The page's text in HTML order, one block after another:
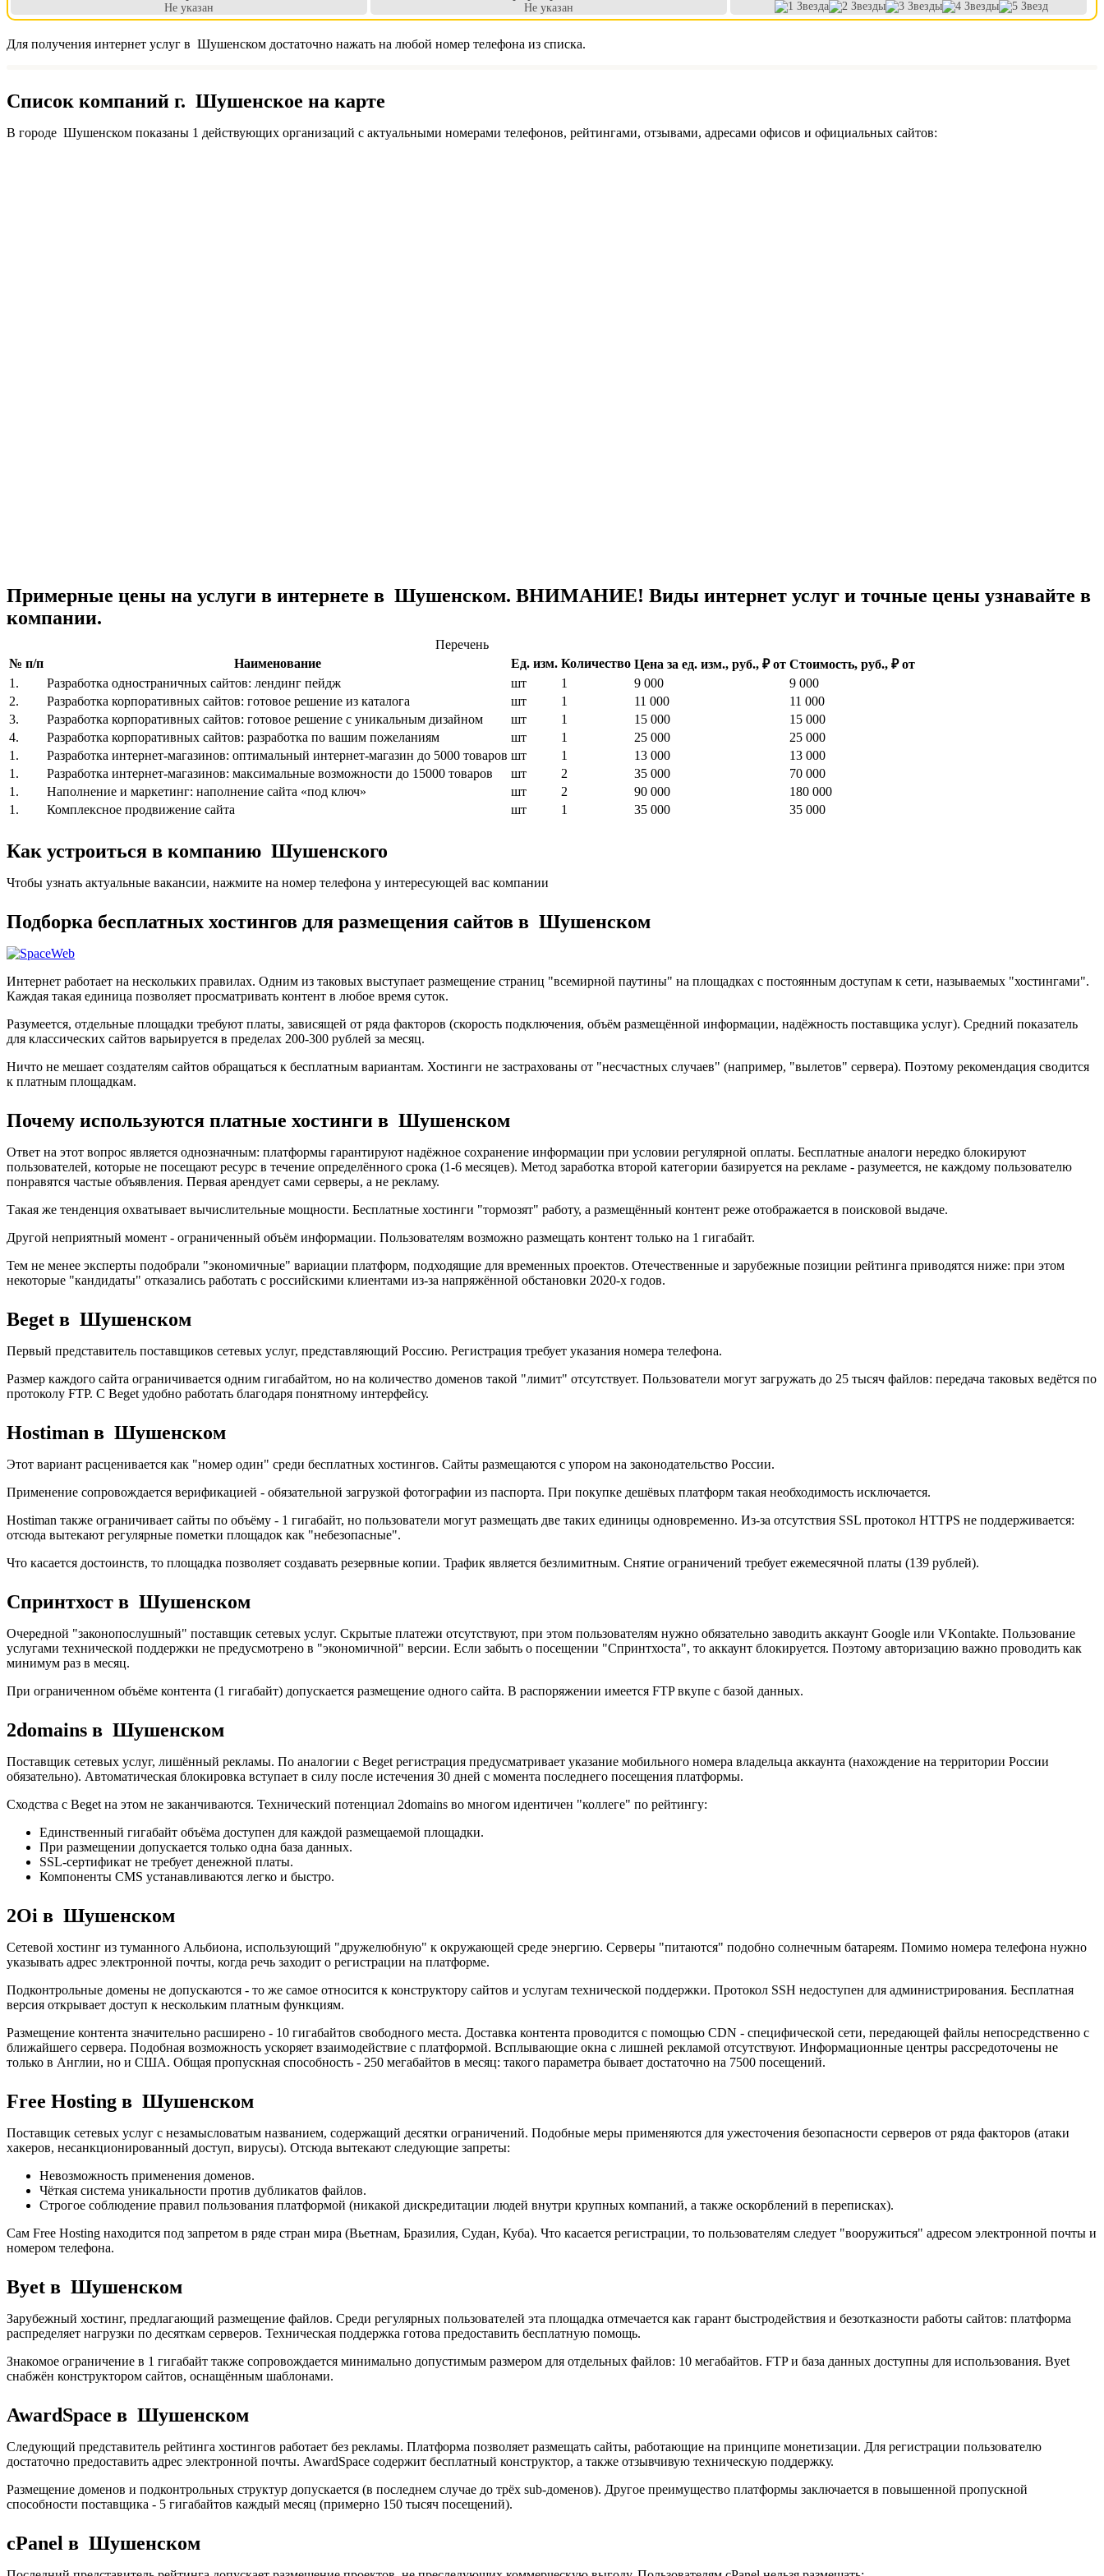
Не указан
Не указан
Для получения интернет услуг в Шушенском достаточно нажать на любой номер телефона из списка.
Список компаний г. Шушенское на карте
В городе Шушенском показаны 1 действующих организаций с актуальными номерами телефонов, рейтингами, отзывами, адресами офисов и официальных сайтов:
Примерные цены на услуги в интернете в Шушенском. ВНИМАНИЕ! Виды интернет услуг и точные цены узнавайте в
компании.
Перечень
№ п/п
Наименование Ед. изм. Количество Цена за ед. изм., руб., ₽ от Стоимость, руб., ₽ от
1.
Разработка одностраничных сайтов: лендинг пейдж шт 1 9 000
9 000
2.
Разработка корпоративных сайтов: готовое решение из каталога шт 1 11 000
11 000
3.
Разработка корпоративных сайтов: готовое решение с уникальным дизайном шт 1 15 000
15 000
4.
Разработка корпоративных сайтов: разработка по вашим пожеланиям шт 1 25 000
25 000
1.
Разработка интернет-магазинов: оптимальный интернет-магазин до 5000 товаров шт 1 13 000
13 000
1.
Разработка интернет-магазинов: максимальные возможности до 15000 товаров шт 2 35 000
70 000
1.
Наполнение и маркетинг: наполнение сайта «под ключ» шт 2 90 000
180 000
1.
Комплексное продвижение сайта шт 1 35 000 35 000
Как устроиться в компанию Шушенского
Чтобы узнать актуальные вакансии, нажмите на номер телефона у интересующей вас компании
Подборка бесплатных хостингов для размещения сайтов в Шушенском
Интернет работает на нескольких правилах. Одним из таковых выступает размещение страниц "всемирной паутины" на площадках с постоянным доступам к сети, называемых "хостингами".
Каждая такая единица позволяет просматривать контент в любое время суток.
Разумеется, отдельные площадки требуют платы, зависящей от ряда факторов (скорость подключения, объём размещённой информации, надёжность поставщика услуг). Средний показатель
для классических сайтов варьируется в пределах 200-300 рублей за месяц.
Ничто не мешает создателям сайтов обращаться к бесплатным вариантам. Хостинги не застрахованы от "несчастных случаев" (например, "вылетов" сервера). Поэтому рекомендация сводится
к платным площадкам.
Почему используются платные хостинги в Шушенском
Ответ на этот вопрос является однозначным: платформы гарантируют надёжное сохранение информации при условии регулярной оплаты. Бесплатные аналоги нередко блокируют
пользователей, которые не посещают ресурс в течение определённого срока (1-6 месяцев). Метод заработка второй категории базируется на рекламе - разумеется, не каждому пользователю
понравятся частые объявления. Первая арендует сами серверы, а не рекламу.
Такая же тенденция охватывает вычислительные мощности. Бесплатные хостинги "тормозят" работу, а размещённый контент реже отображается в поисковой выдаче.
Другой неприятный момент - ограниченный объём информации. Пользователям возможно размещать контент только на 1 гигабайт.
Тем не менее эксперты подобрали "экономичные" вариации платформ, подходящие для временных проектов. Отечественные и зарубежные позиции рейтинга приводятся ниже: при этом
некоторые "кандидаты" отказались работать с российскими клиентами из-за напряжённой обстановки 2020-х годов.
Beget в Шушенском
Первый представитель поставщиков сетевых услуг, представляющий Россию. Регистрация требует указания номера телефона.
Размер каждого сайта ограничивается одним гигабайтом, но на количество доменов такой "лимит" отсутствует. Пользователи могут загружать до 25 тысяч файлов: передача таковых ведётся по
протоколу FTP. С Beget удобно работать благодаря понятному интерфейсу.
Hostiman в Шушенском
Этот вариант расценивается как "номер один" среди бесплатных хостингов. Сайты размещаются с упором на законодательство России.
Применение сопровождается верификацией - обязательной загрузкой фотографии из паспорта. При покупке дешёвых платформ такая необходимость исключается.
Hostiman также ограничивает сайты по объёму - 1 гигабайт, но пользователи могут размещать две таких единицы одновременно. Из-за отсутствия SSL протокол HTTPS не поддерживается:
отсюда вытекают регулярные пометки площадок как "небезопасные".
Что касается достоинств, то площадка позволяет создавать резервные копии. Трафик является безлимитным. Снятие ограничений требует ежемесячной платы (139 рублей).
Спринтхост в Шушенском
Очередной "законопослушный" поставщик сетевых услуг. Скрытые платежи отсутствуют, при этом пользователям нужно обязательно заводить аккаунт Google или VKontakte. Пользование
услугами технической поддержки не предусмотрено в "экономичной" версии. Если забыть о посещении "Спринтхоста", то аккаунт блокируется. Поэтому авторизацию важно проводить как
минимум раз в месяц.
При ограниченном объёме контента (1 гигабайт) допускается размещение одного сайта. В распоряжении имеется FTP вкупе с базой данных.
2domains в Шушенском
Поставщик сетевых услуг, лишённый рекламы. По аналогии с Beget регистрация предусматривает указание мобильного номера владельца аккаунта (нахождение на территории России
обязательно). Автоматическая блокировка вступает в силу после истечения 30 дней с момента последнего посещения платформы.
Сходства с Beget на этом не заканчиваются. Технический потенциал 2domains во многом идентичен "коллеге" по рейтингу:
Единственный гигабайт объёма доступен для каждой размещаемой площадки.
При размещении допускается только одна база данных.
SSL-сертификат не требует денежной платы.
Компоненты CMS устанавливаются легко и быстро.
2Oi в Шушенском
Сетевой хостинг из туманного Альбиона, использующий "дружелюбную" к окружающей среде энергию. Серверы "питаются" подобно солнечным батареям. Помимо номера телефона нужно
указывать адрес электронной почты, когда речь заходит о регистрации на платформе.
Подконтрольные домены не допускаются - то же самое относится к конструктору сайтов и услугам технической поддержки. Протокол SSH недоступен для администрирования. Бесплатная
версия открывает доступ к нескольким платным функциям.
Размещение контента значительно расширено - 10 гигабайтов свободного места. Доставка контента проводится с помощью CDN - специфической сети, передающей файлы непосредственно с
ближайшего сервера. Подобная возможность ускоряет взаимодействие с платформой. Всплывающие окна с лишней рекламой отсутствуют. Информационные центры рассредоточены не
только в Англии, но и США. Общая пропускная способность - 250 мегабайтов в месяц: такого параметра бывает достаточно на 7500 посещений.
Free Hosting в Шушенском
Поставщик сетевых услуг с незамысловатым названием, содержащий десятки ограничений. Подобные меры применяются для ужесточения безопасности серверов от ряда факторов (атаки
хакеров, несанкционированный доступ, вирусы). Отсюда вытекают следующие запреты:
Невозможность применения доменов.
Чёткая система уникальности против дубликатов файлов.
Строгое соблюдение правил пользования платформой (никакой дискредитации людей внутри крупных компаний, а также оскорблений в переписках).
Сам Free Hosting находится под запретом в ряде стран мира (Вьетнам, Бразилия, Судан, Куба). Что касается регистрации, то пользователям следует "вооружиться" адресом электронной почты и
номером телефона.
Byet в Шушенском
Зарубежный хостинг, предлагающий размещение файлов. Среди регулярных пользователей эта площадка отмечается как гарант быстродействия и безотказности работы сайтов: платформа
распределяет нагрузки по десяткам серверов. Техническая поддержка готова предоставить бесплатную помощь.
Знакомое ограничение в 1 гигабайт также сопровождается минимально допустимым размером для отдельных файлов: 10 мегабайтов. FTP и база данных доступны для использования. Byet
снабжён конструктором сайтов, оснащённым шаблонами.
AwardSpace в Шушенском
Следующий представитель рейтинга хостингов работает без рекламы. Платформа позволяет размещать сайты, работающие на принципе монетизации. Для регистрации пользователю
достаточно предоставить адрес электронной почты. AwardSpace содержит бесплатный конструктор, а также отзывчивую техническую поддержку.
Размещение доменов и подконтрольных структур допускается (в последнем случае до трёх sub-доменов). Другое преимущество платформы заключается в повышенной пропускной
способности поставщика - 5 гигабайтов каждый месяц (примерно 150 тысяч посещений).
cPanel в Шушенском